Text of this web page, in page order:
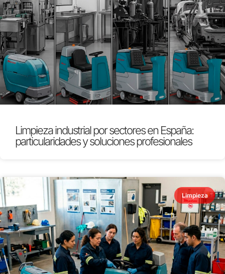
Limpieza industrial por sectores en España:
particularidades y soluciones profesionales
Limpieza